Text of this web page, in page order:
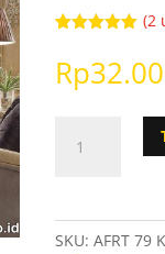
berdasarka
penilaian
(2
Rp
Kursi
SKU:AFRT 79